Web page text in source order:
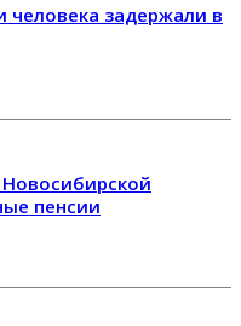
задержали в
пенсии